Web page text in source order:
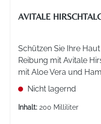
AVITALE
Schützen Sie Ihre
Reibung mit Avitale
mit Aloe Vera und
Radfahrer, Läufer und
vorzubeugen.
Nicht lagernd
Inhalt: 200 Milliliter